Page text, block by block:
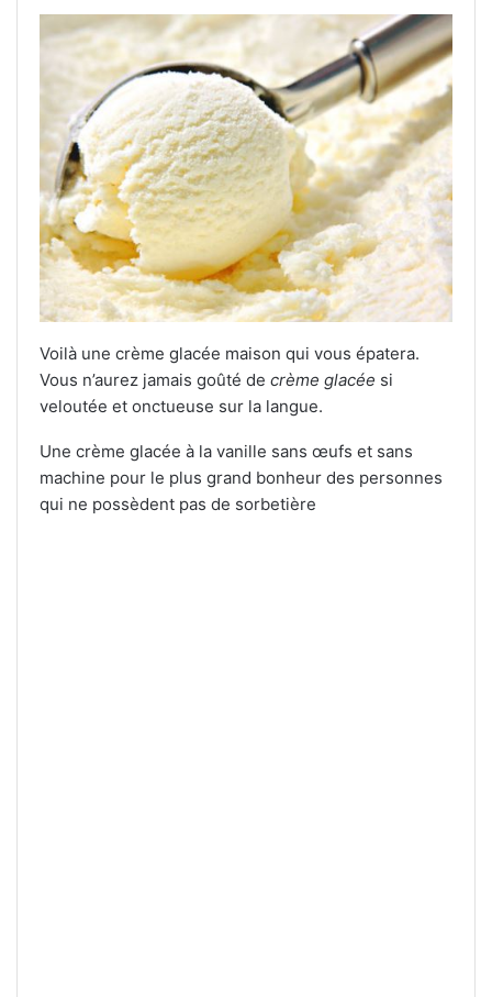
Voilà une crème glacée maison qui vous épatera.
Vous n’aurez jamais goûté de crème glacée si
veloutée et onctueuse sur la langue.
Une crème glacée à la vanille sans œufs et sans
machine pour le plus grand bonheur des personnes
qui ne possèdent pas de sorbetière